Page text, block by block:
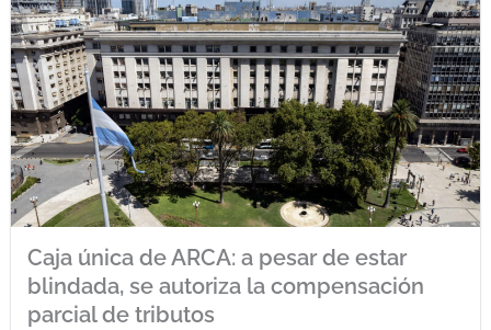
Caja única de ARCA: a pesar de estar
blindada, se autoriza la compensación
parcial de tributos